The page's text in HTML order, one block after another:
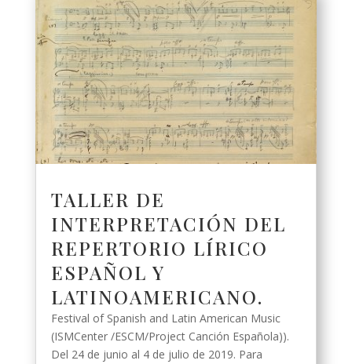
TALLER DE
INTERPRETACIÓN DEL
REPERTORIO LÍRICO
ESPAÑOL Y
LATINOAMERICANO.
Festival of Spanish and Latin American Music
(ISMCenter /ESCM/Project Canción Española)).
Del 24 de junio al 4 de julio de 2019. Para